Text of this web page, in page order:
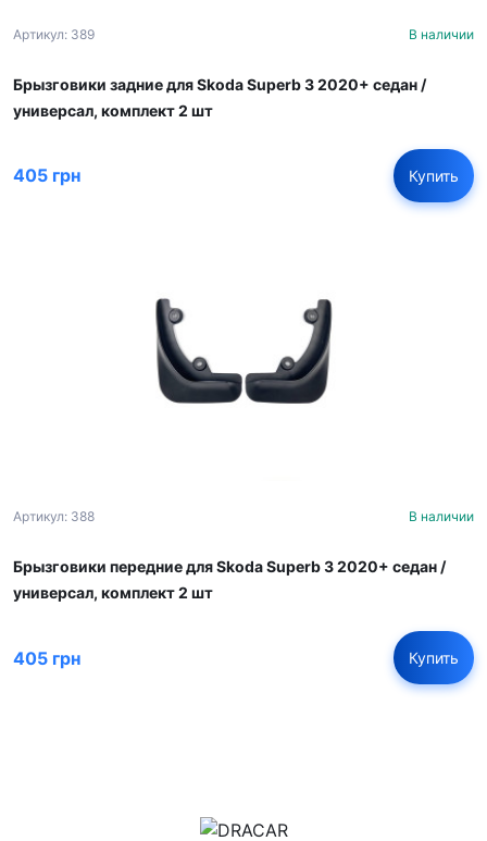
Артикул: 389 В наличии
Брызговики задние для Skoda Superb 3 2020+ седан /
универсал, комплект 2 шт
405 грн Купить
Артикул: 388 В наличии
Брызговики передние для Skoda Superb 3 2020+ седан /
универсал, комплект 2 шт
405 грн Купить